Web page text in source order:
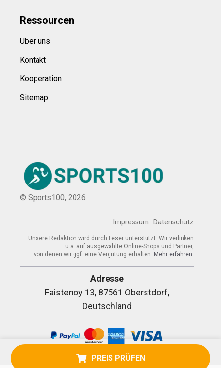
PREIS PRÜFEN
Ressourcen
Über uns
Kontakt
Kooperation
Sitemap
© Sports100, 2026
Impressum Datenschutz
Unsere Redaktion wird durch Leser unterstützt. Wir verlinken
u.a. auf ausgewählte Online-Shops und Partner,
von denen wir ggf. eine Vergütung erhalten. Mehr erfahren.
Adresse
Faistenoy 13, 87561 Oberstdorf,
Deutschland